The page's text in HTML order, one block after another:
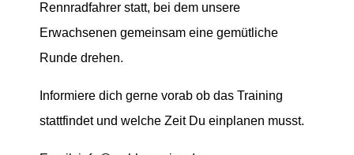
Rennradfahrer statt, bei dem unsere
Erwachsenen gemeinsam eine gemütliche
Runde drehen.
Informiere dich gerne vorab ob das Training
stattfindet und welche Zeit Du einplanen musst.